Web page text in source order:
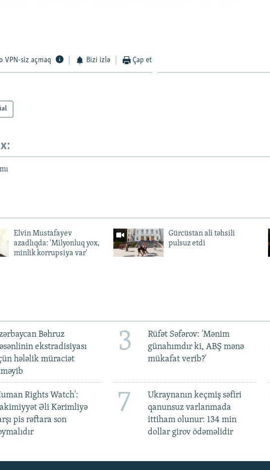
VPN-siz açmaq Bizi izlə Çap et
Elvin Mustafayev
azadlıqda: 'Milyonluq yox,
minlik korrupsiya var'
Gürcüstan ali təhsili
pulsuz etdi
Bəhruz
ekstradisiyası
hələlik müraciət
3
Rüfət Səfərov: 'Mənim
günahımdır ki, ABŞ mənə
mükafat verib?'
Rights Watch':
Əli Kərimliyə
pis rəftara son
7
Ukraynanın keçmiş səfiri
qanunsuz varlanmada
ittiham olunur: 134 min
dollar girov ödəməlidir